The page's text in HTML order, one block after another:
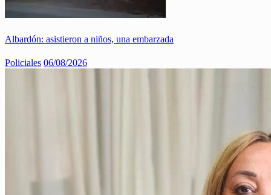
Albardón: asistieron a niños, una embarzada
Policiales 06/08/2026